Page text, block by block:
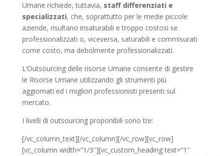
Umane richiede, tuttavia, staff differenziati e
specializzati, che, soprattutto per le medie piccole
aziende, risultano insaturabili e troppo costosi se
professionalizzati o, viceversa, saturabili e commisurati
come costo, ma debolmente professionalizzati.
L’Outsourcing delle risorse Umane consente di gestire
le Risorse Umane utilizzando gli strumenti più
aggiornati ed i migliori professionisti presenti sul
mercato.
I livelli di outsourcing proponibili sono tre:
[/vc_column_text][/vc_column][/vc_row][vc_row]
[vc_column width=”1/3″][vc_custom_heading text=”1″